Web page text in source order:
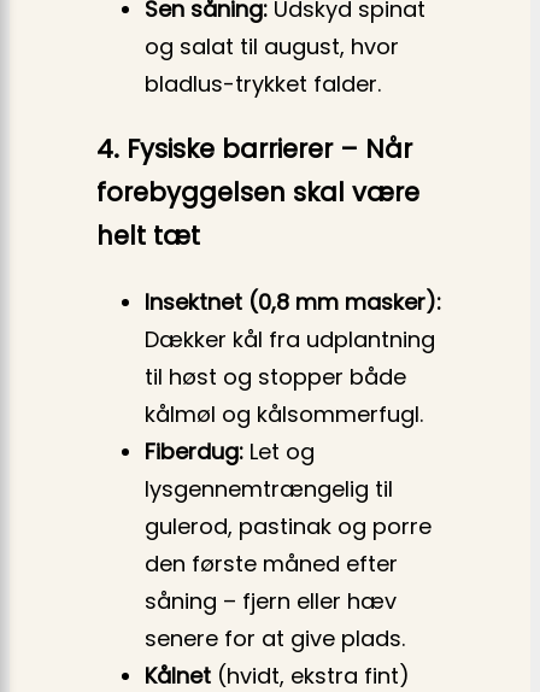
Sen såning: Udskyd spinat
og salat til august, hvor
bladlus-trykket falder.
4. Fysiske barrierer – Når
forebyggelsen skal være
helt tæt
Insektnet (0,8 mm masker):
Dækker kål fra udplantning
til høst og stopper både
kålmøl og kålsommerfugl.
Fiberdug: Let og
lysgennemtrængelig til
gulerod, pastinak og porre
den første måned efter
såning – fjern eller hæv
senere for at give plads.
Kålnet (hvidt, ekstra fint)